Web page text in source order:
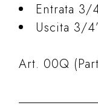
Entrata 3/
Uscita 3/
Art. 00Q